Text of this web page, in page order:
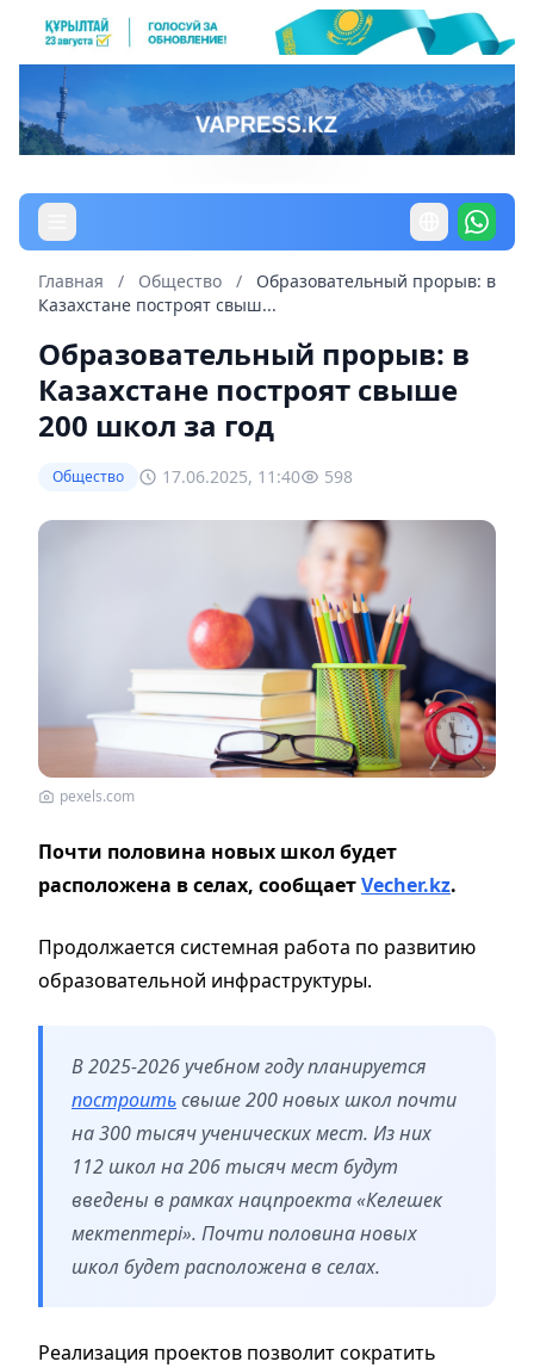
Главная / Общество /
Образовательный прорыв: в
Казахстане построят свыш...
Образовательный прорыв: в
Казахстане построят свыше
200 школ за год
Общество 17.06.2025, 11:40 598
pexels.com
Почти половина новых школ будет
расположена в селах, сообщаетVecher.kz.
Продолжается системная работа по развитию
образовательной инфраструктуры.
В 2025-2026 учебном году планируется
построитьсвыше 200 новых школ почти
на 300 тысяч ученических мест. Из них
112 школ на 206 тысяч мест будут
введены в рамках нацпроекта «Келешек
мектептері». Почти половина новых
школ будет расположена в селах.
Реализация проектов позволит сократить